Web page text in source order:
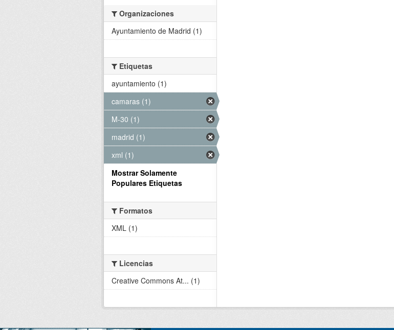
Organizaciones
Ayuntamiento de Madrid (1)
Etiquetas
ayuntamiento (1)
camaras (1)
M-30 (1)
madrid (1)
xml (1)
Mostrar Solamente
Populares Etiquetas
Formatos
XML (1)
Licencias
Creative Commons At... (1)